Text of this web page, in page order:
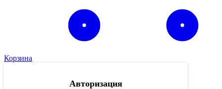
Корзина
Авторизация